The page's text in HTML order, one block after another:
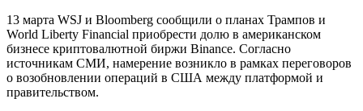
13 марта WSJ и Bloomberg сообщили о планах Трампов и
World Liberty Financial приобрести долю в американском
бизнесе криптовалютной биржи Binance. Согласно
источникам СМИ, намерение возникло в рамках переговоров
о возобновлении операций в США между платформой и
правительством.